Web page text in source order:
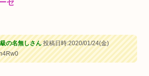
セ
の名無しさん投稿日時:2020/01/24(金)